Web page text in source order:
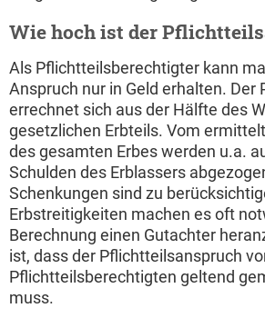
Wie hoch ist der
Als Pflichtteilsberechtigter kann
Anspruch nur in Geld erhalten. Der
errechnet sich aus der Hälfte des
gesetzlichen Erbteils. Vom
des gesamten Erbes werden u.a.
Schulden des Erblassers
Schenkungen sind zu
Erbstreitigkeiten machen es oft
Berechnung einen Gutachter
ist, dass der Pflichtteilsanspruch
Pflichtteilsberechtigten geltend
muss.